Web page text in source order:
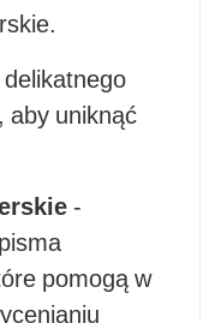
delikatnego
aby uniknąć
-
pomogą w